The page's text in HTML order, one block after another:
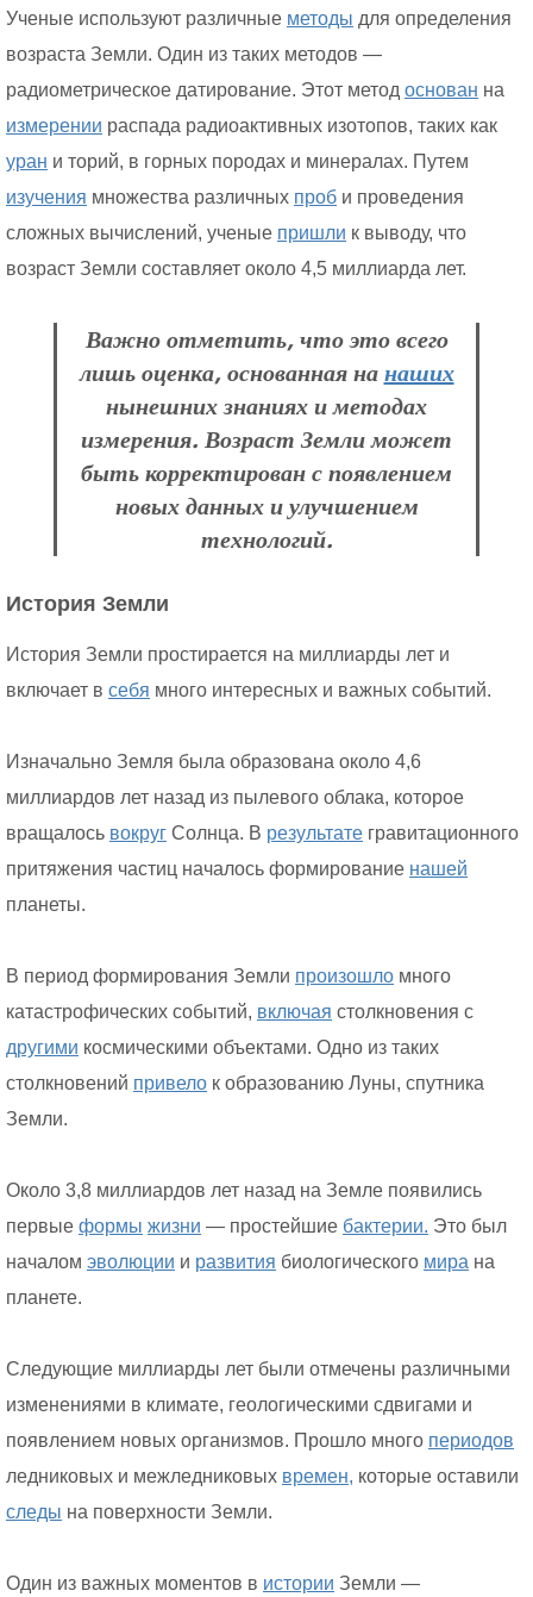
Ученые используют различные методы для определения
возраста Земли. Один из таких методов —
радиометрическое датирование. Этот метод основан на
измерении распада радиоактивных изотопов, таких как
уран и торий, в горных породах и минералах. Путем
изучения множества различных проб и проведения
сложных вычислений, ученые пришли к выводу, что
возраст Земли составляет около 4,5 миллиарда лет.
Важно отметить, что это всего
лишь оценка, основанная нанаших
нынешних знаниях и методах
измерения. Возраст Земли может
быть корректирован с появлением
новых данных и улучшением
технологий.
История Земли
История Земли простирается на миллиарды лет и
включает в себя много интересных и важных событий.
Изначально Земля была образована около 4,6
миллиардов лет назад из пылевого облака, которое
вращалось вокруг Солнца. В результате гравитационного
притяжения частиц началось формирование нашей
планеты.
В период формирования Земли произошло много
катастрофических событий, включая столкновения с
другими космическими объектами. Одно из таких
столкновений привело к образованию Луны, спутника
Земли.
Около 3,8 миллиардов лет назад на Земле появились
первые формы жизни — простейшие бактерии. Это был
началом эволюции и развития биологического мира на
планете.
Следующие миллиарды лет были отмечены различными
изменениями в климате, геологическими сдвигами и
появлением новых организмов. Прошло много периодов
ледниковых и межледниковых времен, которые оставили
следы на поверхности Земли.
Один из важных моментов в истории Земли —